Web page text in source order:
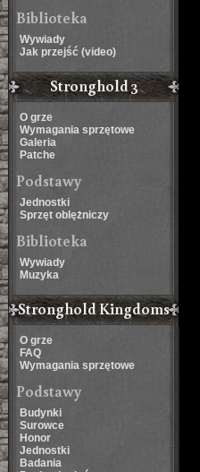
Biblioteka
Wywiady
Jak przejść (video)
Stronghold 3
O grze
Wymagania sprzętowe
Galeria
Patche
Podstawy
Jednostki
Sprzęt oblężniczy
Biblioteka
Wywiady
Muzyka
Stronghold Kingdoms
O grze
FAQ
Wymagania sprzętowe
Podstawy
Budynki
Surowce
Honor
Jednostki
Badania